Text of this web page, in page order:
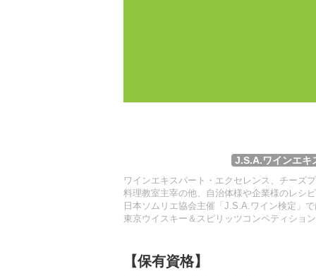
J.S.A.ワインエキ
ワインエキスパート・エクセレンス、チーズ
料理教室主宰の他、自治体様や企業様のレシ
日本ソムリエ協会主催「J.S.A.ワイン検定」
東京ウイスキー＆スピリッツコンペティショ
【保有資格】